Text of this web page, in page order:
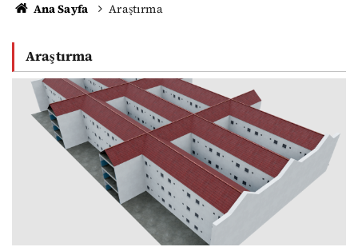
Ana Sayfa Araştırma
Araştırma